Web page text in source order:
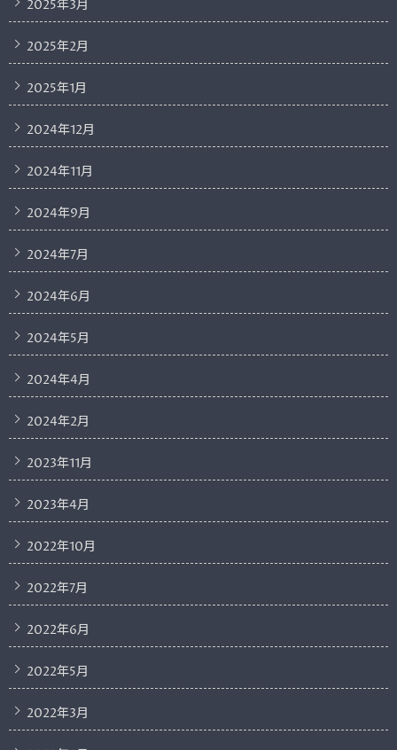
2025年3月
2025年2月
2025年1月
2024年12月
2024年11月
2024年9月
2024年7月
2024年6月
2024年5月
2024年4月
2024年2月
2023年11月
2023年4月
2022年10月
2022年7月
2022年6月
2022年5月
2022年3月